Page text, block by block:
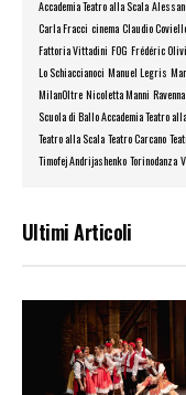
Accademia Teatro alla Scala
Carla Fracci cinema Claudio
Fattoria Vittadini FOG Frédéric
Lo Schiaccianoci Manuel Legris
MilanOltre Nicoletta Manni
Scuola di Ballo Accademia Teatro
Teatro alla Scala Teatro Carcano
Timofej Andrijashenko Torinodanza
Ultimi Articoli